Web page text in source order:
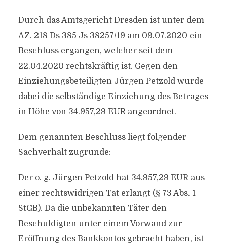
Durch das Amtsgericht Dresden ist unter dem
AZ. 218 Ds 385 Js 38257/19 am 09.07.2020 ein
Beschluss ergangen, welcher seit dem
22.04.2020 rechtskräftig ist. Gegen den
Einziehungsbeteiligten Jürgen Petzold wurde
dabei die selbständige Einziehung des Betrages
in Höhe von 34.957,29 EUR angeordnet.
Dem genannten Beschluss liegt folgender
Sachverhalt zugrunde:
Der o. g. Jürgen Petzold hat 34.957,29 EUR aus
einer rechtswidrigen Tat erlangt (§ 73 Abs. 1
StGB). Da die unbekannten Täter den
Beschuldigten unter einem Vorwand zur
Eröffnung des Bankkontos gebracht haben, ist